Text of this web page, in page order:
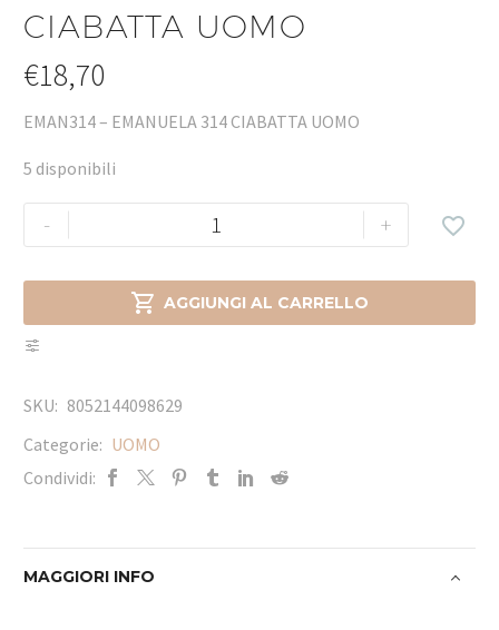
CIABATTA UOMO
€18,70
EMAN314 – EMANUELA 314 CIABATTA UOMO
5 disponibili
- +
 AGGIUNGI AL CARRELLO

SKU: 8052144098629
Categorie: UOMO
Condividi:
MAGGIORI INFO